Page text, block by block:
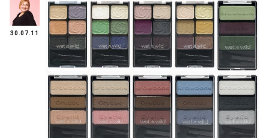
30.07.11